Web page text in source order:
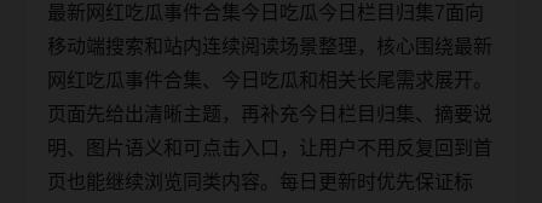
最新网红吃瓜事件合集今日吃瓜今日栏目归集7面向
移动端搜索和站内连续阅读场景整理，核心围绕最新
网红吃瓜事件合集、今日吃瓜和相关长尾需求展开。
页面先给出清晰主题，再补充今日栏目归集、摘要说
明、图片语义和可点击入口，让用户不用反复回到首
页也能继续浏览同类内容。每日更新时优先保证标